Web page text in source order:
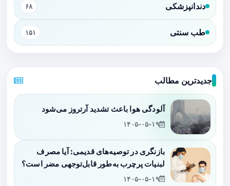
دندانپزشکی ۶۸
طب سنتی ۱۵۱
جدیدترین مطالب
آلودگی هوا باعث تشدید آرتروز می‌شود
۱۴۰۵-۰۵-۱۹
بازنگری در توصیه‌های قدیمی: آیا مصرف
لبنیات پرچرب به‌طور قابل‌توجهی مضر است؟
۱۴۰۵-۰۵-۱۹